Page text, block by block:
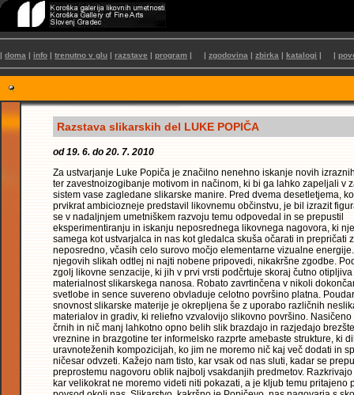
| doma | info | trenutno v glu | razstave | program | | zgodovina | zbirka | katalogi | |
Razstava slikarskih del LUKE POPIČA
od 19. 6. do 20. 7. 2010
Za ustvarjanje Luke Popiča je značilno nenehno iskanje novih
ter zavestnoizogibanje motivom in načinom, ki bi ga lahko zapeljali v
sistem vase zagledane slikarske manire. Pred dvema desetletjema,
prvikrat ambiciozneje predstavil likovnemu občinstvu, je bil izrazit
se v nadaljnjem umetniškem razvoju temu odpovedal in se prepustil
eksperimentiranju in iskanju neposrednega likovnega nagovora, ki
samega kot ustvarjalca in nas kot gledalca skuša očarati in prepričati z
neposredno, včasih celo surovo močjo elementarne vizualne
njegovih slikah odtlej ni najti nobene pripovedi, nikakršne zgodbe.
zgolj likovne senzacije, ki jih v prvi vrsti podčrtuje skoraj čutno otipljiva
materialnost slikarskega nanosa. Robato zavrtinčena v nikoli
svetlobe in sence suvereno obvladuje celotno površino platna.
snovnost slikarske materije je okrepljena še z uporabo različnih
materialov in gradiv, ki reliefno vzvalovijo slikovno površino.
črnih in nič manj lahkotno opno belih slik brazdajo in razjedajo
vreznine in brazgotine ter informelsko razprte amebaste strukture, ki
uravnoteženih kompozicijah, ko jim ne moremo nič kaj več dodati in
ničesar odvzeti. Kažejo nam tisto, kar vsak od nas sluti, kadar se
preprostemu nagovoru oblik najbolj vsakdanjih predmetov.
kar velikokrat ne moremo videti niti pokazati, a je kljub temu pritajeno